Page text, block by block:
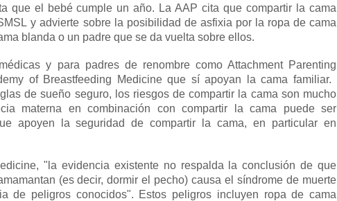
que el bebé cumple un año. La AAP cita que compartir la cama
y advierte sobre la posibilidad de asfixia por la ropa de cama
blanda o un padre que se da vuelta sobre ellos.
y para padres de renombre como Attachment Parenting
of Breastfeeding Medicine que sí apoyan la cama familiar.
de sueño seguro, los riesgos de compartir la cama son mucho
materna en combinación con compartir la cama puede ser
apoyen la seguridad de compartir la cama, en particularen
"la evidencia existente no respalda la conclusión de que
(es decir, dormir el pecho) causa el síndrome de muerte
de peligros conocidos". Estos peligros incluyen ropa de cama